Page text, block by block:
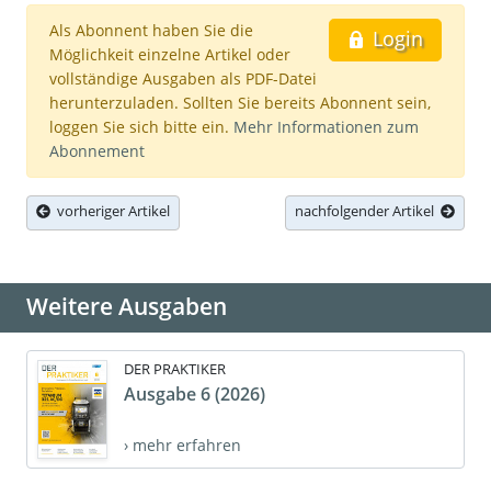
Login
Als Abonnent haben Sie die
Möglichkeit einzelne Artikel oder
vollständige Ausgaben als PDF-Datei
herunterzuladen. Sollten Sie bereits Abonnent sein,
loggen Sie sich bitte ein. Mehr Informationen zum
Abonnement
vorheriger Artikel nachfolgender Artikel
Weitere Ausgaben
DER PRAKTIKER
Ausgabe 6 (2026)
› mehr erfahren